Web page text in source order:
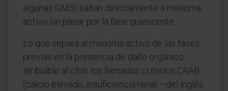
algunas GMSI saltan directamente a mieloma
activo sin pasar por la fase quiescente.
Lo que separa al mieloma activo de las fases
previas es la presencia de daño orgánico
atribuible al clon: los llamados criterios CRAB
(calcio elevado, insuficiencia renal —del inglés